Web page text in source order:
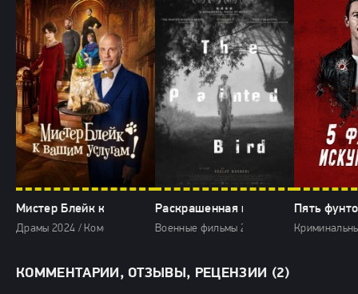
Мистер Блейк к вашим услугам (2024)
Драмы 2024 / Комедии 2024 / Мелодрамы 2024 / Зарубежные
Раскрашенная птица (2024)
Военные фильмы 2024 / Драмы 2024 /
Пять
КОММЕНТАРИИ, ОТЗЫВЫ, РЕЦЕНЗИИ (2)